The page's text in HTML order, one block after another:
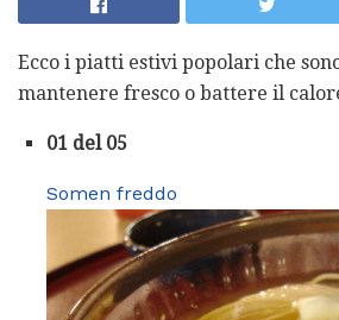
Ecco i piatti estivi popolari che
mantenere fresco o battere il
01 del 05
Somen freddo